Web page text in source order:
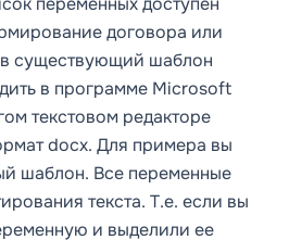
договора или
существующий шаблон
в программе Microsoft
текстовом редакторе
docx. Для примера вы
шаблон. Все переменные
текста. Т.е. если вы
и выделили ее